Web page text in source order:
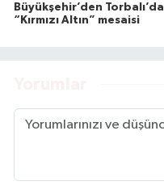
Büyükşehir’den Torbalı’da
“Kırmızı Altın” mesaisi